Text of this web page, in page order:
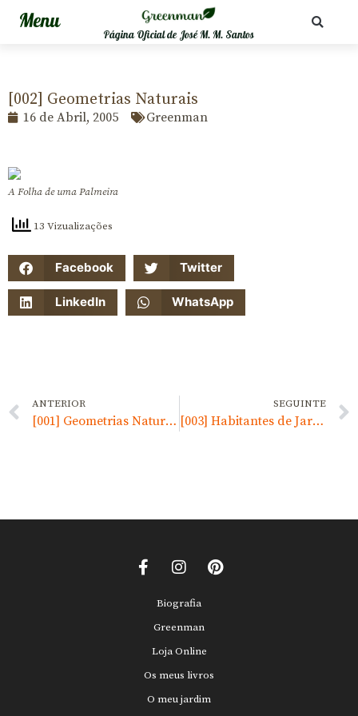
Página Oficial de José M. M. Santos
[002] Geometrias Naturais
16 de Abril, 2005 Greenman
A Folha de uma Palmeira
13 Vizualizações
Facebook Twitter
LinkedIn WhatsApp
ANTERIOR
[001] Geometrias Naturais
SEGUINTE
[003] Habitantes de Jardim
Biografia
Greenman
Loja Online
Os meus livros
O meu jardim